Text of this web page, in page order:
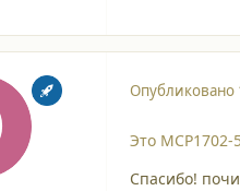
Опубликовано
Это MCP1702-
Спасибо!